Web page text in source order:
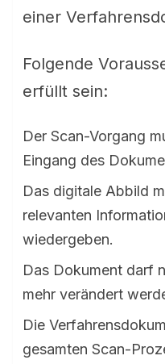
einer
Folgende
erfüllt sein:
Der Scan-Vorgang
Eingang des
Das digitale Abbild
relevanten
wiedergeben.
Das Dokument darf
mehr verändert
Die
gesamten Scan-